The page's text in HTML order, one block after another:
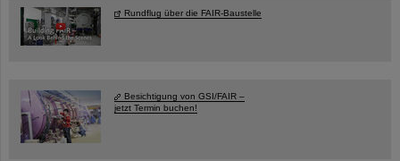
Rundflug über die FAIR-Baustelle
Besichtigung von GSI/FAIR –
jetzt Termin buchen!